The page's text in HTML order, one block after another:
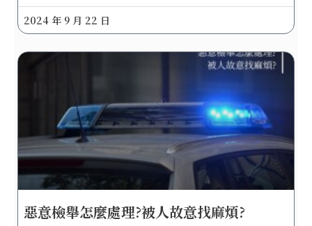
2024 年 9 月 22 日
惡意檢舉怎麼處理?被人故意找麻煩?